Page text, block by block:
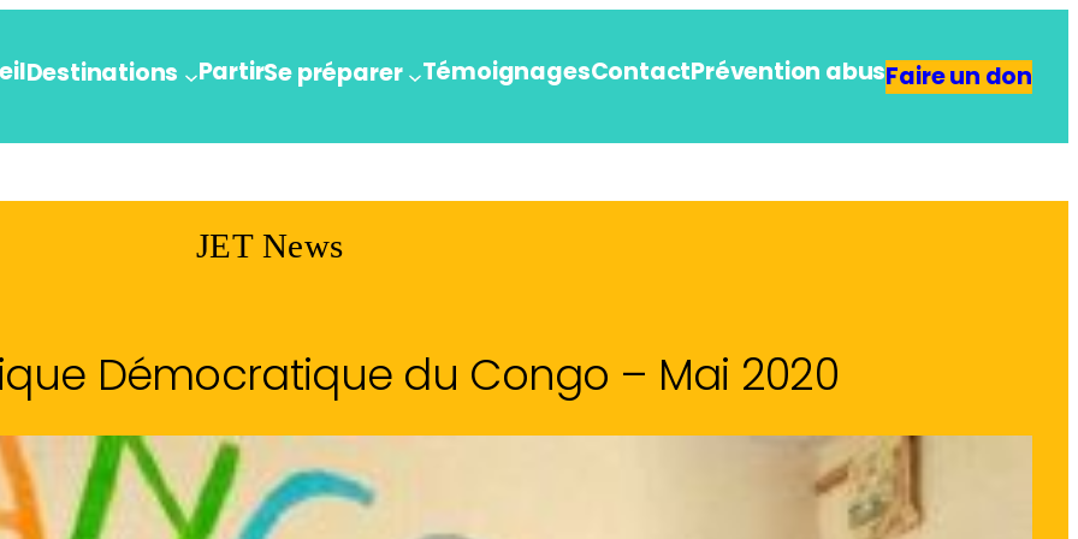
Destinations PartirSe préparer TémoignagesContactPrévention abusFaire un don
JET News
Démocratique du Congo – Mai 2020